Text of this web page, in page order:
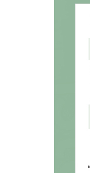
컬렉션 변
궁금증
궁금증
챌린지:
Map 생성
Map에서
Map에 항
Map의 값
챌린지: